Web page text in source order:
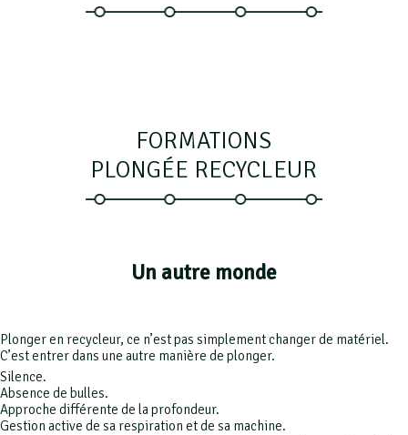
FORMATIONS
PLONGÉE RECYCLEUR
Un autre monde
Plonger en recycleur, ce n’est pas simplement changer de matériel.
C’est entrer dans une autre manière de plonger.
Silence.
Absence de bulles.
Approche différente de la profondeur.
Gestion active de sa respiration et de sa machine.